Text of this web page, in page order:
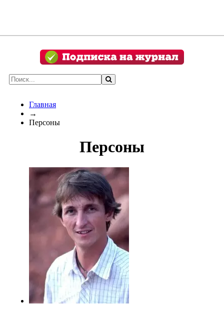
Главная
→
Персоны
Персоны